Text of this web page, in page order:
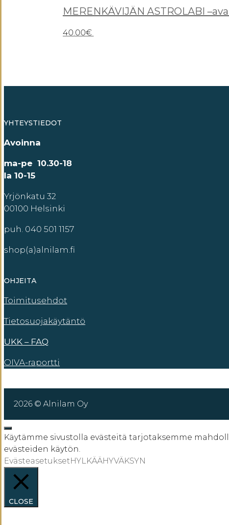
MERENKÄVIJÄN ASTROLABI
40.00€
YHTEYSTIEDOT
Avoinna
ma-pe 10.30-18
la 10-15
Yrjönkatu 32
00100 Helsinki
puh. 040 501 1157
shop(a)alnilam.fi
OHJEITA
Toimitusehdot
Tietosuojakäytäntö
UKK – FAQ
OIVA-raportti
2026 © Alnilam Oy
SULJE
Käytämme sivustolla evästeitä tarjotaksemme
evästeiden käytön.
EvästeasetuksetHYLKÄÄHYVÄKSYN
CLOSE